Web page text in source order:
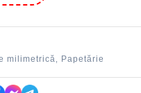
milimetrică Papetărie